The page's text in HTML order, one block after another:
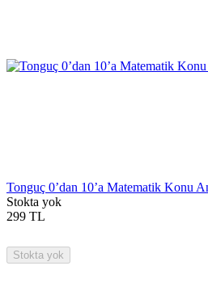
Tonguç 0’dan 10’a Matematik Konu
Stokta yok
299 TL
Stokta yok